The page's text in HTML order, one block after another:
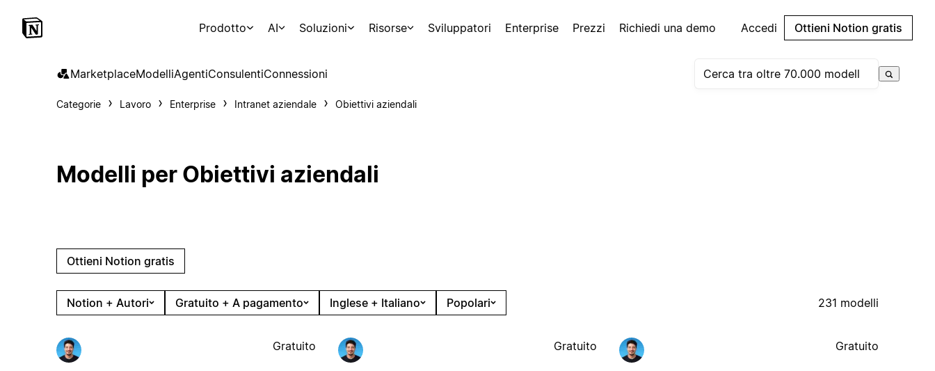
Prodotto AI Soluzioni Risorse Sviluppatori Enterprise Prezzi Richiedi una demo Accedi Ottieni Notion gratis
MarketplaceModelliAgentiConsulentiConnessioni
Categorie Lavoro Enterprise Intranet aziendale Obiettivi aziendali
Modelli per Obiettivi aziendali
Ottieni Notion gratis
Notion + Autori Gratuito + A pagamento Inglese + Italiano Popolari 231 modelli
Gratuito Gratuito Gratuito